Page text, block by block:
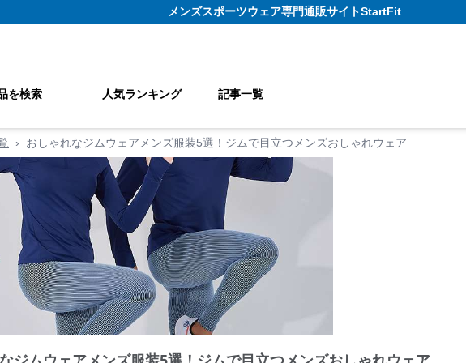
メンズスポーツウェア専門通販サイトStartFit
を検索 人気ランキング 記事一覧
› おしゃれなジムウェアメンズ服装5選！ジムで目立つメンズおしゃれウェア